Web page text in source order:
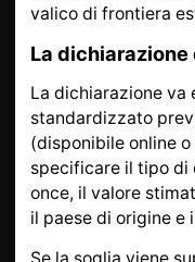
valico di frontiera
La dichiarazione
La dichiarazione
standardizzato
(disponibile online
specificare il tipo di
once, il valore
il paese di origine e